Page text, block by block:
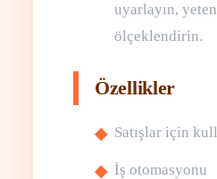
uyarlayın,
ölçeklendirin.
Özellikler
Satışlar için
İş otomasyonu